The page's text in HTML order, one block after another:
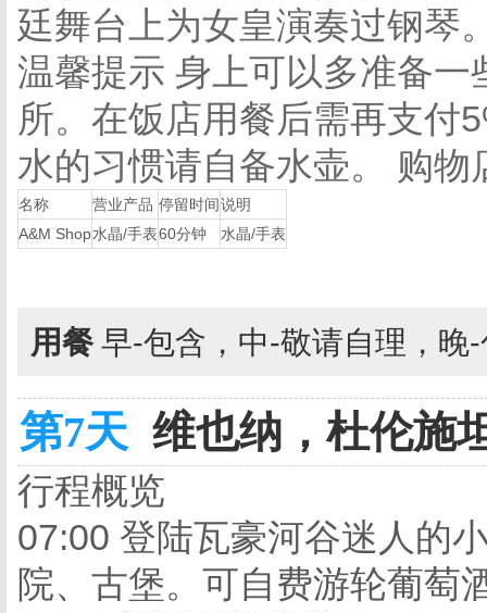
廷舞台上为女皇演奏过钢琴
温馨提示 身上可以多准备一
所。在饭店用餐后需再支付
水的习惯请自备水壶。
购物
名称 营业产品 停留时间说明
A&M Shop水晶/手表60分钟 水晶/手表
用餐 早-包含，中-敬请自理，晚
第7天 维也纳，杜伦施
行程概览
07:00 登陆瓦豪河谷迷人的
院、古堡。可自费游轮葡萄